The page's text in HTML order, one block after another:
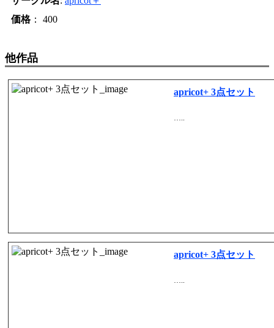
価格： 400
他作品
apricot+ 3点セット
…..
apricot+ 3点セット
…..